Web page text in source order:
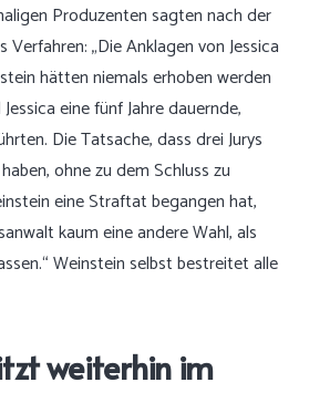
Produzenten sagten nach der
„Die Anklagen von Jessica
hätten niemals erhoben werden
eine fünf Jahre dauernde,
Die Tatsache, dass drei Jurys
ohne zu dem Schluss zu
eine Straftat begangen hat,
kaum eine andere Wahl, als
Weinstein selbst bestreitet alle
weiterhin im